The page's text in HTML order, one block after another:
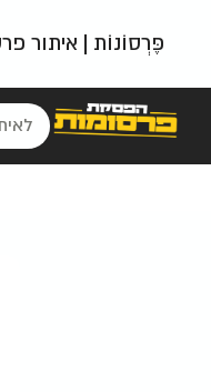
פֶּרְסוֹנוֹת | איתור